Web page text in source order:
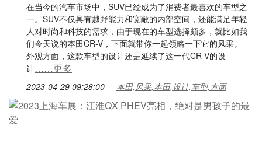
在当今的汽车市场中，SUV已经成为了消费者最喜欢的车型之
一。SUV不仅具有越野能力和宽敞的内部空间，还能满足年轻
人对时尚和科技的需求，由于现在的车型选择颇多，就比如我
们今天说的本田CR-V，下面就带你一起领略一下它的风采。
外观方面，这款车型的设计还是延续了这一代CR-V的设
计……更多
2023-04-29 09:28:00 本田,风采,本田,设计,车型,方面